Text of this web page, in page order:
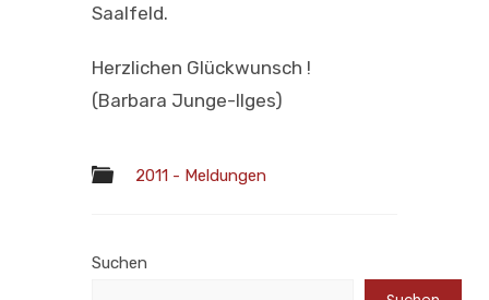
Saalfeld.
Herzlichen Glückwunsch !
(Barbara Junge-Ilges)
2011 - Meldungen
Suchen